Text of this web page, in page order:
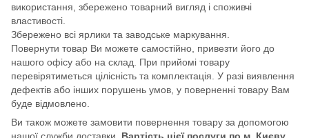
використання, збережено товарний вигляд і споживчі
властивості.
Збережено всі ярлики та заводське маркування.
Повернути товар Ви можете самостійно, привезти його до
нашого офісу або на склад. При прийомі товару
перевірятиметься цілісність та комплектація. У разі виявлення
дефектів або інших порушень умов, у поверненні товару Вам
буде відмовлено.
Ви також можете замовити повернення товару за допомогою